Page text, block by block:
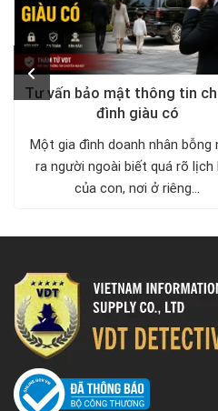
Tư vấn bảo mật thông tin
đình giàu có
Một gia đình doanh nhân bỗng
ra người ngoài biết quá rõ lịch
của con, nơi ở riêng...